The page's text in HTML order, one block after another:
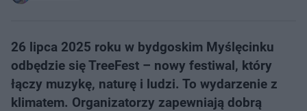
26 lipca 2025 roku w bydgoskim Myślęcinku
odbędzie się TreeFest – nowy festiwal, który
łączy muzykę, naturę i ludzi. To wydarzenie z
klimatem. Organizatorzy zapewniają dobrą